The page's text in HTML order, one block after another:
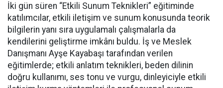
İki gün süren “Etkili Sunum Teknikleri” eğitiminde
katılımcılar, etkili iletişim ve sunum konusunda teorik
bilgilerin yanı sıra uygulamalı çalışmalarla da
kendilerini geliştirme imkânı buldu. İş ve Meslek
Danışmanı Ayşe Kayabaşı tarafından verilen
eğitimlerde; etkili anlatım teknikleri, beden dilinin
doğru kullanımı, ses tonu ve vurgu, dinleyiciyle etkili